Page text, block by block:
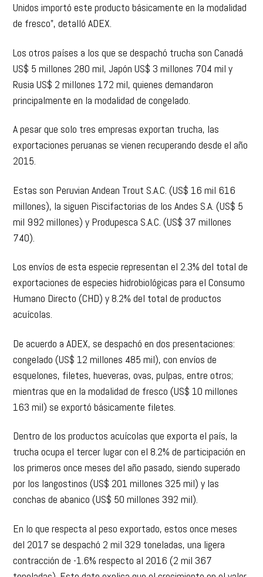
Unidos importó este producto básicamente en la modalidad
de fresco”, detalló ADEX.
Los otros países a los que se despachó trucha son Canadá
US$ 5 millones 280 mil, Japón US$ 3 millones 704 mil y
Rusia US$ 2 millones 172 mil, quienes demandaron
principalmente en la modalidad de congelado.
A pesar que solo tres empresas exportan trucha, las
exportaciones peruanas se vienen recuperando desde el año
2015.
Estas son Peruvian Andean Trout S.A.C. (US$ 16 mil 616
millones), la siguen Piscifactorias de los Andes S.A. (US$ 5
mil 992 millones) y Produpesca S.A.C. (US$ 37 millones
740).
Los envíos de esta especie representan el 2.3% del total de
exportaciones de especies hidrobiológicas para el Consumo
Humano Directo (CHD) y 8.2% del total de productos
acuícolas.
De acuerdo a ADEX, se despachó en dos presentaciones:
congelado (US$ 12 millones 485 mil), con envíos de
esquelones, filetes, hueveras, ovas, pulpas, entre otros;
mientras que en la modalidad de fresco (US$ 10 millones
163 mil) se exportó básicamente filetes.
Dentro de los productos acuícolas que exporta el país, la
trucha ocupa el tercer lugar con el 8.2% de participación en
los primeros once meses del año pasado, siendo superado
por los langostinos (US$ 201 millones 325 mil) y las
conchas de abanico (US$ 50 millones 392 mil).
En lo que respecta al peso exportado, estos once meses
del 2017 se despachó 2 mil 329 toneladas, una ligera
contracción de -1.6% respecto al 2016 (2 mil 367